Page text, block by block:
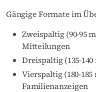
Gängige Formate im
Zweispaltig (90-95
Mitteilungen
Dreispaltig (135-
Vierspaltig (180-
Familienanzeigen